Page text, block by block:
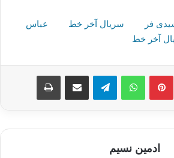
فر
سریال آخر خط
عباس
آخر خط
پینترستواتس آپ تلگرام اشتراک گذاری از طریق ایمیل چاپ
ادمین نسیم